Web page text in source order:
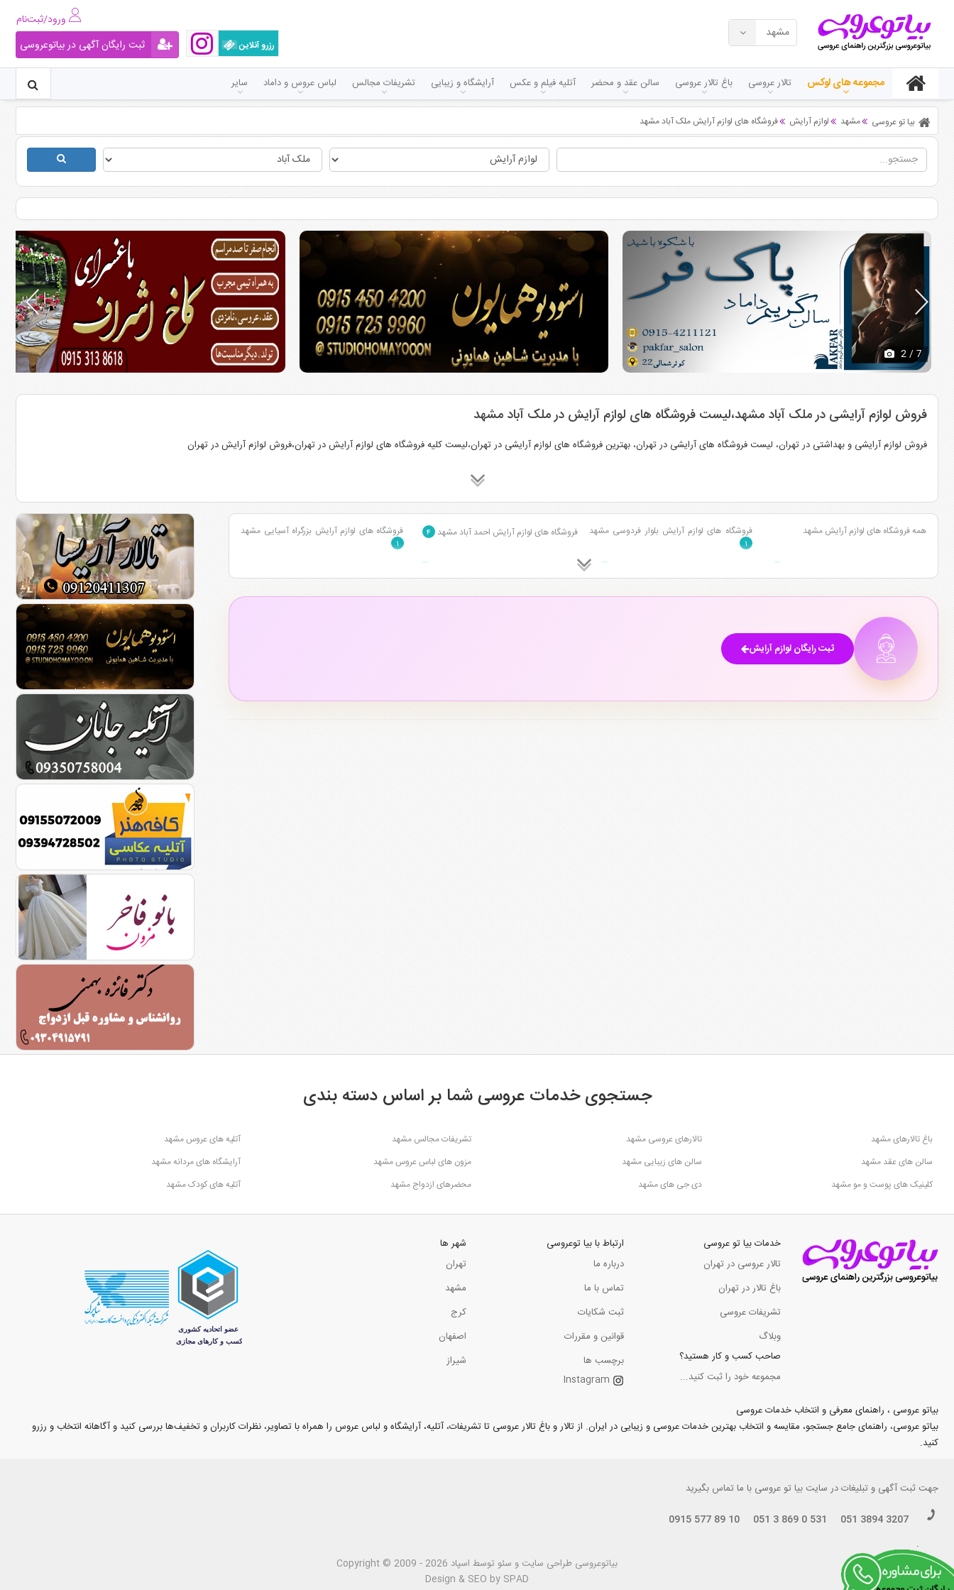
مشهد
رزرو آنلاین
ثبت رایگان آگهی در بیاتوعروسی
مجموعه های لوکس تالار عروسی باغ تالار عروسی سالن عقد و محضر آتلیه فیلم و عکس آرایشگاه و زیبایی تشریفات مجالس لباس عروس و داماد سایر
بیا تو عروسی مشهد لوازم آرایش فروشگاه های لوازم آرایش ملک آباد مشهد
2/ 7
فروش لوازم آرایشی در ملک آباد مشهد،لیست فروشگاه های لوازم آرایش در ملک آباد مشهد
فروش لوازم آرایشی و بهداشتی در تهران، لیست فروشگاه های آرایشی در تهران، بهترین فروشگاه های لوازم آرایشی در تهران،لیست کلیه فروشگاه های لوازم آرایش در تهران،فروش لوازم آرایش در تهران
همه فروشگاه های لوازم آرایش مشهد فروشگاه های لوازم آرایش بلوار فردوسی مشهد
۱
فروشگاه های لوازم آرایش احمد آباد مشهد ۴ فروشگاه های لوازم آرایش بزرگراه آسیایی مشهد
۱
فروشگاه های لوازم آرایش بلوار سجاد مشهد
۱
فروشگاه های لوازم آرایش خیابان کوهسنگی
فروشگاه های لوازم آرایش سناباد مشهد فروشگاه های لوازم آرایش آزادشهر مشهد
ثبت رایگان لوازم آرایش
جستجوی خدمات عروسی شما بر اساس دسته بندی
باغ تالارهای مشهد تالارهای عروسی مشهد تشریفات مجالس مشهد
آتلیه های عروس مشهد
سالن های عقد مشهد
سالن های زیبایی مشهد مزون های لباس عروس مشهد
آرایشگاه های مردانه مشهد
کلینیک های پوست و مو مشهد
دی جی های مشهد محضرهای ازدواج مشهد آتلیه های کودک مشهد
خدمات بیا تو عروسی
تالار عروسی در تهران
باغ تالار در تهران
تشریفات عروسی
وبلاگ
صاحب کسب و کار هستید؟
مجموعه خود را ثبت کنید...
ارتباط با بیا توعروسی
درباره ما
تماس با ما
ثبت شکایات
قوانین و مقررات
برچسب ها
Instagram
شهر ها
تهران
مشهد
کرج
اصفهان
شیراز
بیاتو عروسی ، راهنمای معرفی و انتخاب خدمات عروسی
بیاتو عروسی، راهنمای جامع جستجو، مقایسه و انتخاب بهترین خدمات عروسی و زیبایی در ایران. از تالار و باغ تالار عروسی تا تشریفات، آتلیه، آرایشگاه و لباس عروس را همراه با تصاویر، نظرات کاربران و تخفیف‌ها بررسی کنید و آگاهانه انتخاب و رزرو
کنید.
جهت ثبت آگهی و تبلیغاتدر سایت بیا تو عروسی با ما تماس بگیرید
051 3894 3207
051 3 869 0 531
0915 577 89 10
.
بیاتوعروسی Copyright © 2009 - 2026 طراحی سايت و سئو توسط اسپاد
Design & SEO by SPAD